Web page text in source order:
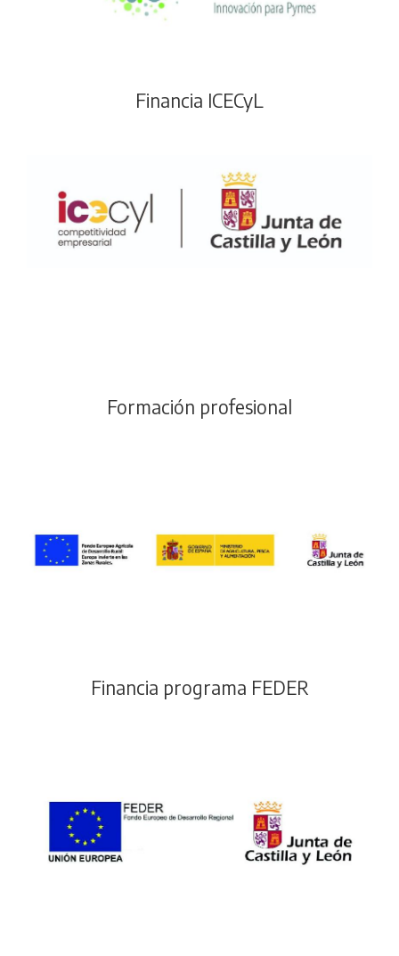
Financia ICECyL
Formación profesional
Financia programa FEDER